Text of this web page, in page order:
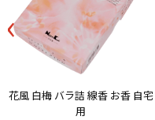
‹
花風 白梅 バラ詰 線香 お香 自宅
用